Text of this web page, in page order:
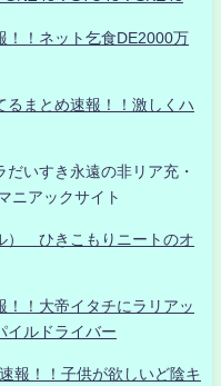
！！ネット乞食DE2000万
るまとめ速報！！激しくハ
いすき永遠の非リア充・
ニアックサイト
） ひきこもりニートのオ
！！大帝イタチにラリアッ
イルドライバー
報！！子供が欲しいど陰キ